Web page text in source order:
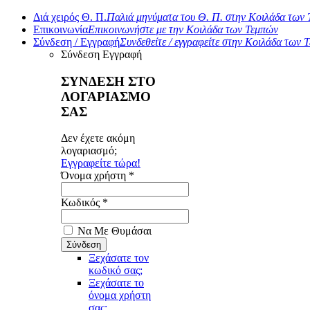
Διά χειρός Θ. Π.Παλιά μηνύματα του Θ. Π. στην Κοιλάδα των
ΕπικοινωνίαΕπικοινωνήστε με την Κοιλάδα των Τεμπών
Σύνδεση / ΕγγραφήΣυνδεθείτε / εγγραφείτε στην Κοιλάδα των
Σύνδεση Εγγραφή
ΣΥΝΔΕΣΗ ΣΤΟ
ΛΟΓΑΡΙΑΣΜΟ
ΣΑΣ
Δεν έχετε ακόμη
λογαριασμό;
Εγγραφείτε τώρα!
Όνομα χρήστη *
Κωδικός *
Να Με Θυμάσαι
Ξεχάσατε τον
κωδικό σας;
Ξεχάσατε το
όνομα χρήστη